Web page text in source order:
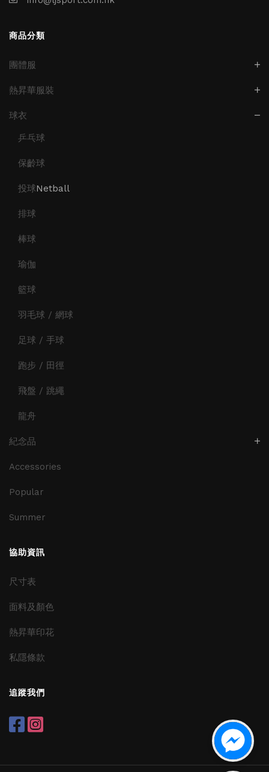
商品分類
團體服
熱昇華服裝
球衣
乒乓球
保齡球
投球Netball
排球
棒球
瑜伽
籃球
羽毛球 / 網球
足球 / 手球
跑步 / 田徑
飛盤 / 跳繩
龍舟
紀念品
Accessories
Popular
Summer
協助資訊
尺寸表
面料及顏色
熱昇華印花
私隱條款
追蹤我們